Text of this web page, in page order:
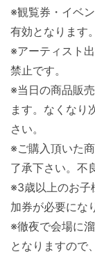
※観覧券・イベ
有効となります。
※アーティスト
禁止です。
※当日の商品販
ます。なくなり
さい。
※ご購入頂いた
了承下さい。不
※3歳以上のお子
加券が必要にな
※徹夜で会場に
となりますので